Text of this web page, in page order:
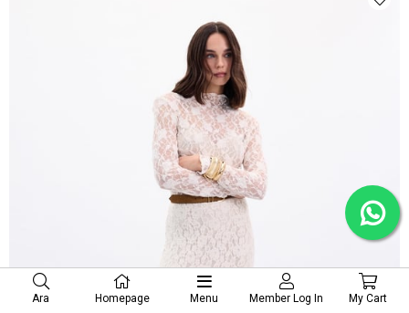
Ara Homepage Menu Member Log In My Cart